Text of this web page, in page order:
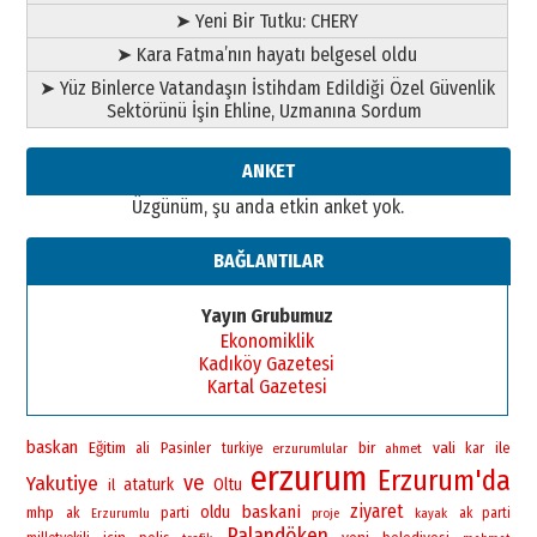
28 Temmuz 2026 Salı
Ahmet Gökhan YAZICI
Ahmed Yesevi’den bir Alperen…
”Reisimiz” idi… Hakka yürüdü.!
26 Mart 2026 Perşembe
gönül adamı Faruk Terzioğlu!
Başkan Sekmen’den Erzurum’a
bir vizyon proje daha!
02 Ağustos 2026 Pazar
➤ Yeni Bir Tutku: CHERY
➤ Kara Fatma’nın hayatı belgesel oldu
➤ Yüz Binlerce Vatandaşın İstihdam Edildiği Özel Güvenlik
Sektörünü İşin Ehline, Uzmanına Sordum
ANKET
Üzgünüm, şu anda etkin anket yok.
BAĞLANTILAR
Yayın Grubumuz
Ekonomiklik
Kadıköy Gazetesi
Kartal Gazetesi
baskan Eğitim ali Pasinler turkiye erzurumlular bir ahmet vali kar ile
Yakutiye il ataturk ve Oltu erzurum Erzurum'da
mhp ak Erzurumlu parti oldu baskani proje ziyaret kayak
ak parti